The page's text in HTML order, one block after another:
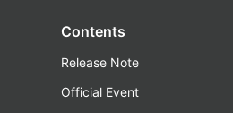
Contents
Release Note
Official Event